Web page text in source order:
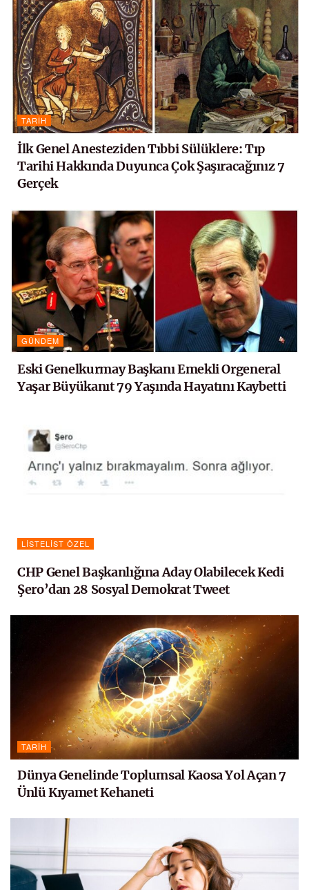
TARIH
İlk Genel Anesteziden Tıbbi Sülüklere: Tıp
Tarihi Hakkında Duyunca Çok Şaşıracağınız 7
Gerçek
GÜNDEM
Eski Genelkurmay Başkanı Emekli Orgeneral
Yaşar Büyükanıt 79 Yaşında Hayatını Kaybetti
LISTELIST ÖZEL
CHP Genel Başkanlığına Aday Olabilecek Kedi
Şero’dan 28 Sosyal Demokrat Tweet
TARIH
Dünya Genelinde Toplumsal Kaosa Yol Açan 7
Ünlü Kıyamet Kehaneti